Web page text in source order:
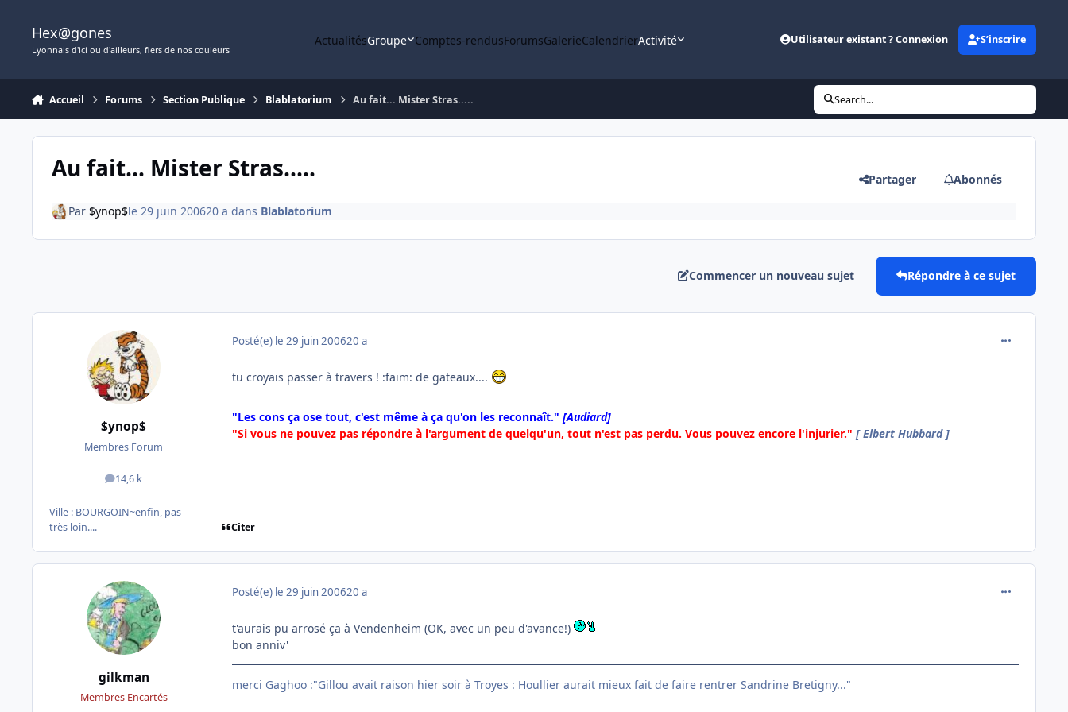
Hex@gones
Lyonnais d'ici ou d'ailleurs, fiers de nos couleurs
ActualitésGroupe Comptes-rendusForumsGalerieCalendrierActivité Utilisateur existant ? Connexion S’inscrire
Accueil Forums Section Publique Blablatorium Au fait... Mister Stras..... Search...
Au fait... Mister Stras..... Partager Abonnés
Par $ynop$le 29 juin 200620 a dans Blablatorium
Commencer un nouveau sujet Répondre à ce sujet
$ynop$
Membres Forum
14,6 k
messages
Ville : BOURGOIN~enfin, pas
très loin....
Posté(e) le 29 juin 200620 a
tu croyais passer à travers ! :faim: de gateaux....
"Les cons ça ose tout, c'est même à ça qu'on les reconnaît." [Audiard]
"Si vous ne pouvez pas répondre à l'argument de quelqu'un, tout n'est pas perdu. Vous pouvez encore l'injurier." [ Elbert Hubbard ]
Citer
gilkman
Membres Encartés
Posté(e) le 29 juin 200620 a
t'aurais pu arrosé ça à Vendenheim (OK, avec un peu d'avance!)
bon anniv'
merci Gaghoo :"Gillou avait raison hier soir à Troyes : Houllier aurait mieux fait de faire rentrer Sandrine Bretigny..."